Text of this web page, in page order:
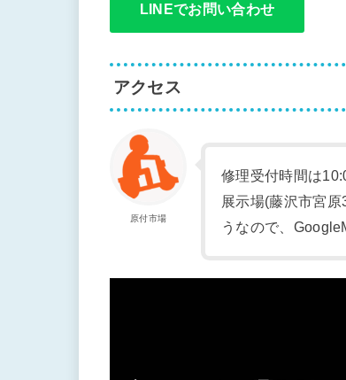
LINEでお問い合わせ
アクセス
原付市場
修理受付時間は
展示場(藤沢市宮
うなので、